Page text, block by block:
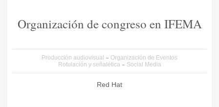
Organización de congreso en IFEMA
Producción audiovisual
Organización de Eventos
Rotulación y señalética
Social Media
Red Hat